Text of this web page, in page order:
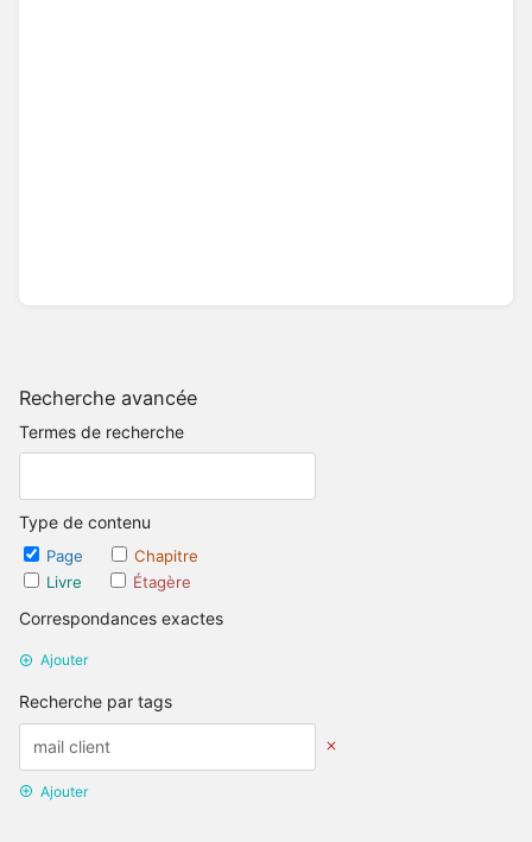
Recherche avancée
Termes de recherche
Type de contenu
Page
Chapitre
Livre
Étagère
Correspondances exactes
Ajouter
Recherche par tags
Ajouter